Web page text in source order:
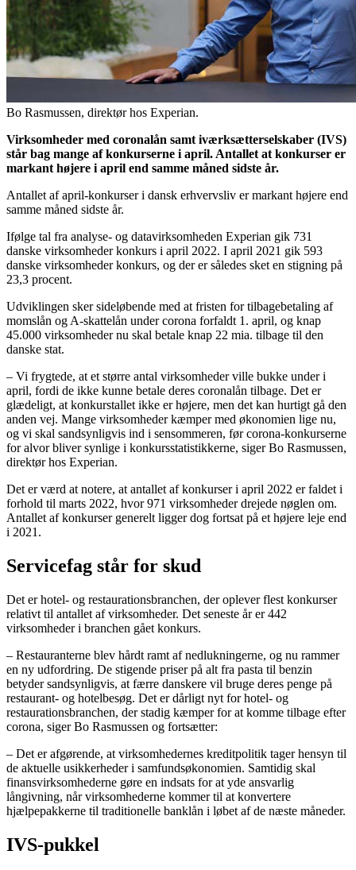
Bo Rasmussen, direktør hos Experian.
Virksomheder med coronalån samt iværksætterselskaber (IVS)
står bag mange af konkurserne i april. Antallet at konkurser er
markant højere i april end samme måned sidste år.
Antallet af april-konkurser i dansk erhvervsliv er markant højere end
samme måned sidste år.
Ifølge tal fra analyse- og datavirksomheden Experian gik 731
danske virksomheder konkurs i april 2022. I april 2021 gik 593
danske virksomheder konkurs, og der er således sket en stigning på
23,3 procent.
Udviklingen sker sideløbende med at fristen for tilbagebetaling af
momslån og A-skattelån under corona forfaldt 1. april, og knap
45.000 virksomheder nu skal betale knap 22 mia. tilbage til den
danske stat.
– Vi frygtede, at et større antal virksomheder ville bukke under i
april, fordi de ikke kunne betale deres coronalån tilbage. Det er
glædeligt, at konkurstallet ikke er højere, men det kan hurtigt gå den
anden vej. Mange virksomheder kæmper med økonomien lige nu,
og vi skal sandsynligvis ind i sensommeren, før corona-konkurserne
for alvor bliver synlige i konkursstatistikkerne, siger Bo Rasmussen,
direktør hos Experian.
Det er værd at notere, at antallet af konkurser i april 2022 er faldet i
forhold til marts 2022, hvor 971 virksomheder drejede nøglen om.
Antallet af konkurser generelt ligger dog fortsat på et højere leje end
i 2021.
Servicefag står for skud
Det er hotel- og restaurationsbranchen, der oplever flest konkurser
relativt til antallet af virksomheder. Det seneste år er 442
virksomheder i branchen gået konkurs.
– Restauranterne blev hårdt ramt af nedlukningerne, og nu rammer
en ny udfordring. De stigende priser på alt fra pasta til benzin
betyder sandsynligvis, at færre danskere vil bruge deres penge på
restaurant- og hotelbesøg. Det er dårligt nyt for hotel- og
restaurationsbranchen, der stadig kæmper for at komme tilbage efter
corona, siger Bo Rasmussen og fortsætter:
– Det er afgørende, at virksomhedernes kreditpolitik tager hensyn til
de aktuelle usikkerheder i samfundsøkonomien. Samtidig skal
finansvirksomhederne gøre en indsats for at yde ansvarlig
långivning, når virksomhederne kommer til at konvertere
hjælpepakkerne til traditionelle banklån i løbet af de næste måneder.
IVS-pukkel